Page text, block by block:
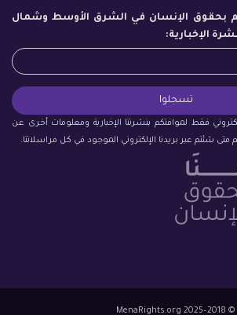
بحقوق الإنسان في الشرق الأوسط وشمال
الإخبارية:
فقط لموافتكم بنشرتنا الإخبارية ومعلومات أخرى عن
شئتم عبر بريدنا الإلكتروني الموجود في كل مراسلاتنا.
© 2018–2025 MenaRights.org